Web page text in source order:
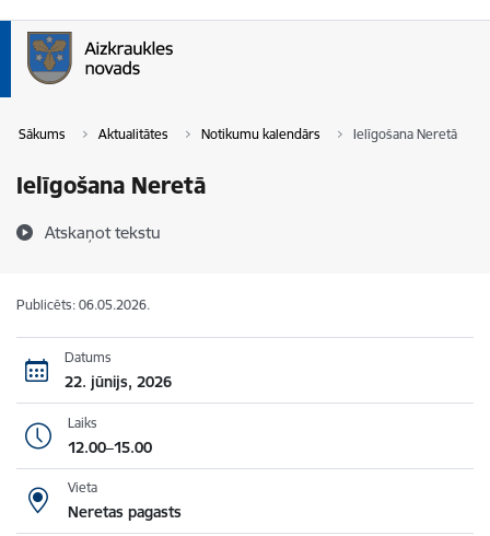
Sākums Aktualitātes Notikumu kalendārs Ielīgošana Neretā
Ielīgošana Neretā
Atskaņot tekstu
Publicēts: 06.05.2026.
Datums
22. jūnijs, 2026
Laiks
12.00–15.00
Vieta
Neretas pagasts